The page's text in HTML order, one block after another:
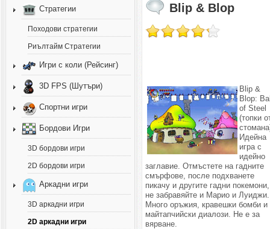
Стратегии
Походови стратегии
Риълтайм Стратегии
Игри с коли (Рейсинг)
3D FPS (Шутъри)
Спортни игри
Бордови Игри
3D бордови игри
2D бордови игри
Аркадни игри
3D аркадни игри
2D аркадни игри
Blip & Blop
Blip &
Blop:
of Steel
(топки
Идейна
игра с
идейно
заглавие. Отмъстете на гадните
смърфове, после подхванете
пикачу и другите гадни покемони,
не забравяйте и Марио и Луиджи.
Много оръжия, кравешки бомби и
майтапчийски диалози. Не е за
вярване.